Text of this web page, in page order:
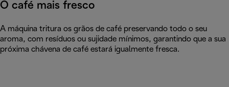
O café mais fresco
A máquina tritura os grãos de café preservando todo o seu
aroma, com resíduos ou sujidade mínimos, garantindo que a sua
próxima chávena de café estará igualmente fresca.